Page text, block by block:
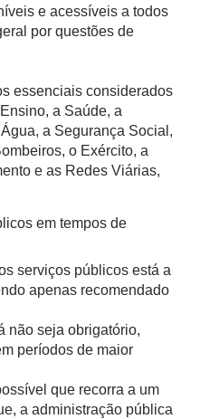
e acessíveis a todos
por questões de
essenciais considerados
a Saúde, a
a Segurança Social,
o Exército, a
e as Redes Viárias,
em tempos de
serviços públicos está a
apenas recomendado
não seja obrigatório,
períodos de maior
que recorra a um
a administração pública